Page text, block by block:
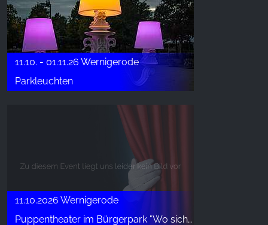
11.10. - 01.11.26 Wernigerode
Parkleuchten
11.10.2026 Wernigerode
Puppentheater im Bürgerpark "Wo sich Luchs und Hase Gute Nacht sagen"